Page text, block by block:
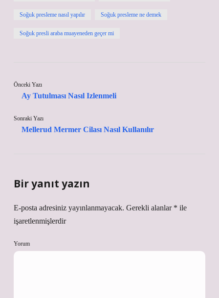
Soğuk presleme nasıl yapılır Soğuk presleme ne demek
Soğuk presli araba muayeneden geçer mi
Önceki Yazı
Ay Tutulması Nasıl Izlenmeli
Sonraki Yazı
Mellerud Mermer Cilası Nasıl Kullanılır
Bir yanıt yazın
E-posta adresiniz yayınlanmayacak. Gerekli alanlar * ile
işaretlenmişlerdir
Yorum